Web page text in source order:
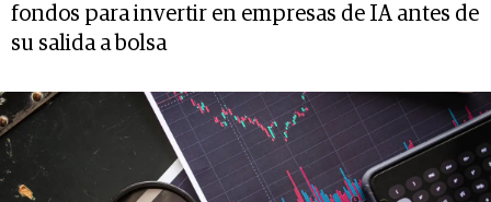
fondos para invertir en empresas de IA antes de
su salida a bolsa